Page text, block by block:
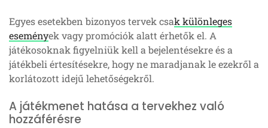
Egyes esetekben bizonyos tervek csak különleges
események vagy promóciók alatt érhetők el. A
játékosoknak figyelniük kell a bejelentésekre és a
játékbeli értesítésekre, hogy ne maradjanak le ezekről a
korlátozott idejű lehetőségekről.
A játékmenet hatása a tervekhez való
hozzáférésre